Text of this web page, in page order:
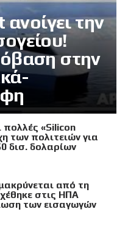
την
στην
πολλές «Silicon
των πολιτειών για
δισ. δολαρίων
από τη
στις ΗΠΑ
των εισαγωγών